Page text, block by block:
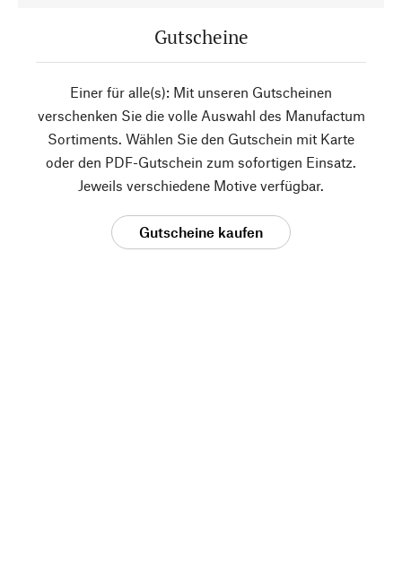
Gutscheine
Einer für alle(s): Mit unseren Gutscheinen
verschenken Sie die volle Auswahl des Manufactum
Sortiments. Wählen Sie den Gutschein mit Karte
oder den PDF-Gutschein zum sofortigen Einsatz.
Jeweils verschiedene Motive verfügbar.
Gutscheine kaufen